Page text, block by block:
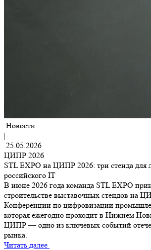
Новости
|
25.05.2026
ЦИПР 2026
STL EXPO на ЦИПР 2026: три стенда для
российского IT
В июне 2026 года команда STL EXPO
строительстве выставочных стендов на
Конференции по цифровизации
которая ежегодно проходит в Нижнем
ЦИПР — одно из ключевых событий
рынка.
Читать далее